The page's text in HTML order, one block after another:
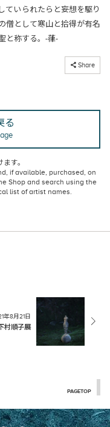
ていられたらと妄想を駆り
僧として寒山と拾得が有名
と称する。-葎-
Share
コピーしました
る
す。
if available, purchased, on
Shop and search using the
list of artist names.
年8月21日
村順子展
PAGETOP